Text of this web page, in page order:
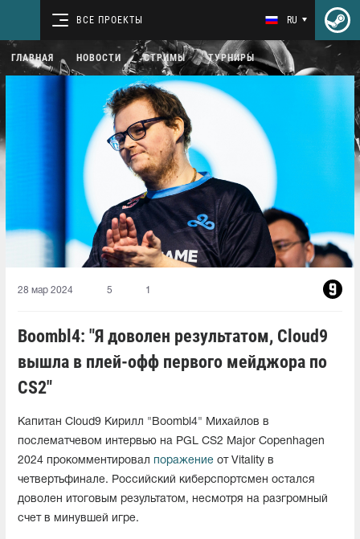
ВСЕ ПРОЕКТЫ RU
ГЛАВНАЯ НОВОСТИ СТРИМЫ ТУРНИРЫ
28 мар 2024 5 1
Boombl4: "Я доволен результатом, Cloud9
вышла в плей-офф первого мейджора по
CS2"
Капитан Cloud9 Кирилл "Boombl4" Михайлов в
послематчевом интервью на PGL CS2 Major Copenhagen
2024 прокомментировал поражение от Vitality в
четвертьфинале. Российский киберспортсмен остался
доволен итоговым результатом, несмотря на разгромный
счет в минувшей игре.